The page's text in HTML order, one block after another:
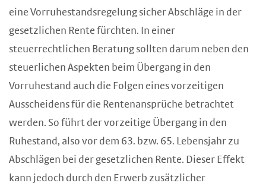
eine Vorruhestandsregelung sicher Abschläge in der
gesetzlichen Rente fürchten. In einer
steuerrechtlichen Beratung sollten darum neben den
steuerlichen Aspekten beim Übergang in den
Vorruhestand auch die Folgen eines vorzeitigen
Ausscheidens für die Rentenansprüche betrachtet
werden. So führt der vorzeitige Übergang in den
Ruhestand, also vor dem 63. bzw. 65. Lebensjahr zu
Abschlägen bei der gesetzlichen Rente. Dieser Effekt
kann jedoch durch den Erwerb zusätzlicher